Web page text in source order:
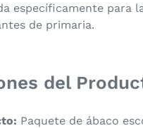
específicamente para
de primaria.
del
Paquete de ábaco